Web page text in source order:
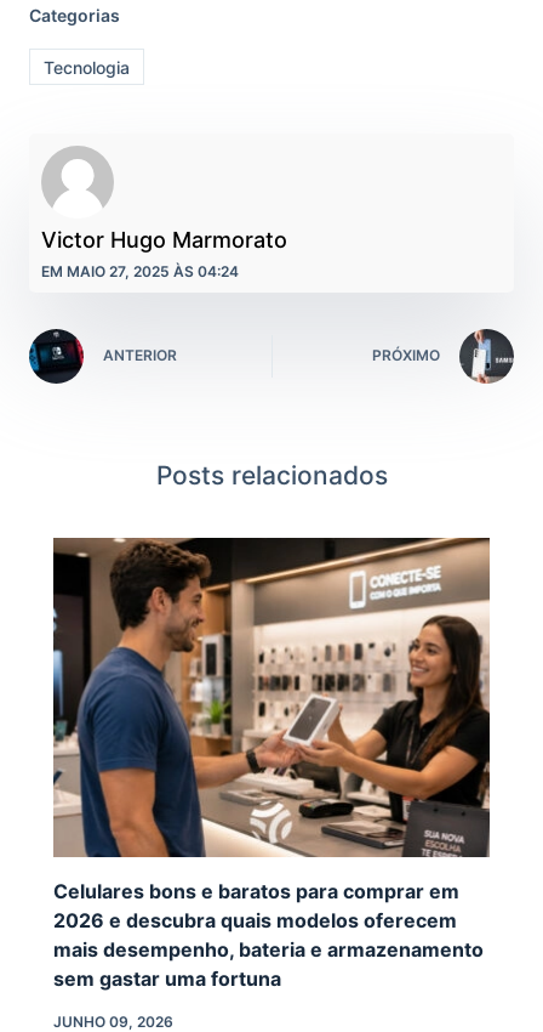
Categorias
Tecnologia
Victor Hugo Marmorato
EM MAIO 27, 2025 ÀS 04:24
ANTERIOR PRÓXIMO
Posts relacionados
Celulares bons e baratos para comprar em
2026 e descubra quais modelos oferecem
mais desempenho, bateria e armazenamento
sem gastar uma fortuna
JUNHO 09, 2026